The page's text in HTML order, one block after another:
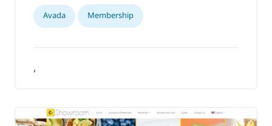
Avada Membership
,